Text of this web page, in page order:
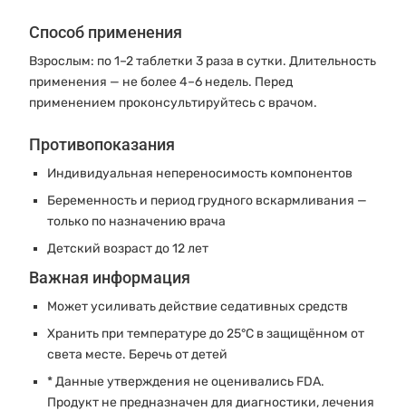
Способ применения
Взрослым: по 1–2 таблетки 3 раза в сутки. Длительность
применения — не более 4–6 недель. Перед
применением проконсультируйтесь с врачом.
Противопоказания
Индивидуальная непереносимость компонентов
Беременность и период грудного вскармливания —
только по назначению врача
Детский возраст до 12 лет
Важная информация
Может усиливать действие седативных средств
Хранить при температуре до 25°C в защищённом от
света месте. Беречь от детей
* Данные утверждения не оценивались FDA.
Продукт не предназначен для диагностики, лечения